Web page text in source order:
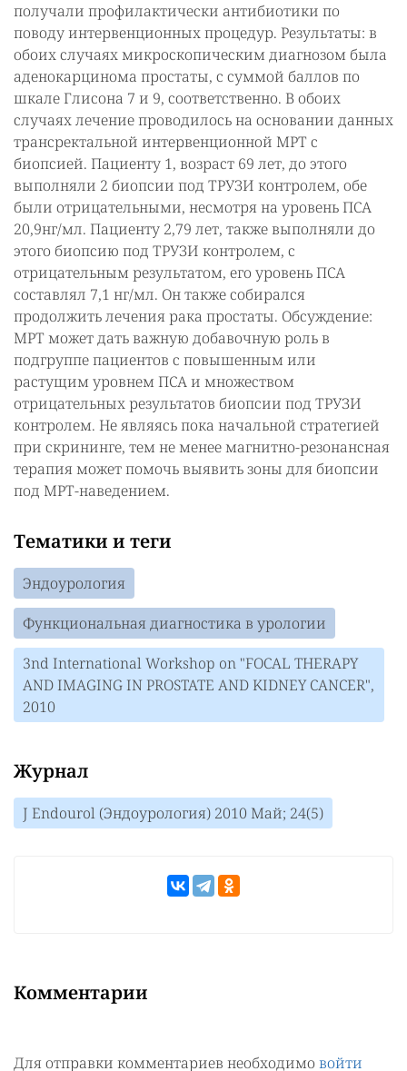
получали профилактически антибиотики по
поводу интервенционных процедур. Результаты: в
обоих случаях микроскопическим диагнозом была
аденокарцинома простаты, с суммой баллов по
шкале Глисона 7 и 9, соответственно. В обоих
случаях лечение проводилось на основании данных
трансректальной интервенционной МРТ с
биопсией. Пациенту 1, возраст 69 лет, до этого
выполняли 2 биопсии под ТРУЗИ контролем, обе
были отрицательными, несмотря на уровень ПСА
20,9нг/мл. Пациенту 2,79 лет, также выполняли до
этого биопсию под ТРУЗИ контролем, с
отрицательным результатом, его уровень ПСА
составлял 7,1 нг/мл. Он также собирался
продолжить лечения рака простаты. Обсуждение:
МРТ может дать важную добавочную роль в
подгруппе пациентов с повышенным или
растущим уровнем ПСА и множеством
отрицательных результатов биопсии под ТРУЗИ
контролем. Не являясь пока начальной стратегией
при скрининге, тем не менее магнитно-резонансная
терапия может помочь выявить зоны для биопсии
под МРТ-наведением.
Тематики и теги
Эндоурология
Функциональная диагностика в урологии
3nd International Workshop on "FOCAL THERAPY
AND IMAGING IN PROSTATE AND KIDNEY CANCER",
2010
Журнал
J Endourol (Эндоурология) 2010 Май; 24(5)
Комментарии
Для отправки комментариев необходимо войти